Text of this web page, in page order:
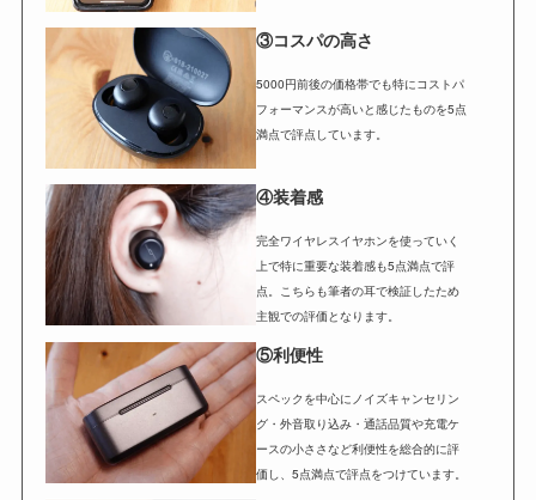
③コスパの高さ
5000円前後の価格帯でも特にコストパ
フォーマンスが高いと感じたものを5点
満点で評点しています。
④装着感
完全ワイヤレスイヤホンを使っていく
上で特に重要な装着感も5点満点で評
点。こちらも筆者の耳で検証したため
主観での評価となります。
⑤利便性
スペックを中心にノイズキャンセリン
グ・外音取り込み・通話品質や充電ケ
ースの小ささなど利便性を総合的に評
価し、5点満点で評点をつけています。